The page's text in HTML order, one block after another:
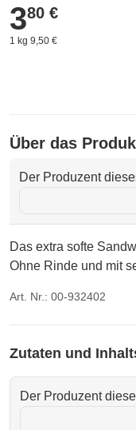
3,80 €
380 €
1 kg 9,50 €
Über das
Der Produzent
Das extra softe
Ohne Rinde und mit
Art. Nr.: 00-932402
Zutaten und
Der Produzent